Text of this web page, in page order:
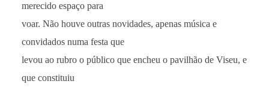
merecido espaço para
voar. Não houve outras novidades, apenas música e
convidados numa festa que
levou ao rubro o público que encheu o pavilhão de Viseu, e
que constituiu